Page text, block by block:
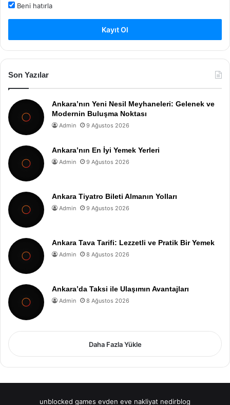
Beni hatırla
Kayıt Ol
Son Yazılar
Ankara’nın Yeni Nesil Meyhaneleri: Gelenek ve
Modernin Buluşma Noktası
Admin 9 Ağustos 2026
Ankara’nın En İyi Yemek Yerleri
Admin 9 Ağustos 2026
Ankara Tiyatro Bileti Almanın Yolları
Admin 9 Ağustos 2026
Ankara Tava Tarifi: Lezzetli ve Pratik Bir Yemek
Admin 8 Ağustos 2026
Ankara’da Taksi ile Ulaşımın Avantajları
Admin 8 Ağustos 2026
Daha Fazla Yükle
unblocked games evden eve nakliyat nedirblog